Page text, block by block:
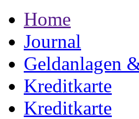
Home
Journal
Geldanlagen
Kreditkarte
Kreditkarte